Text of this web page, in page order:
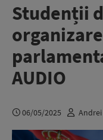
Studenții
AUDIO
06/05/2025